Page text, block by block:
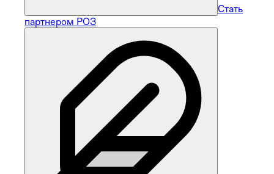
Стать
партнером РОЗ